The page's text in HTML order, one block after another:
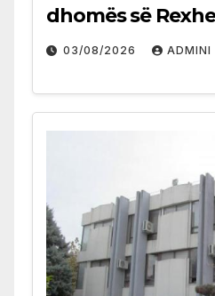
dhomës së
03/08/2026 ADMINI